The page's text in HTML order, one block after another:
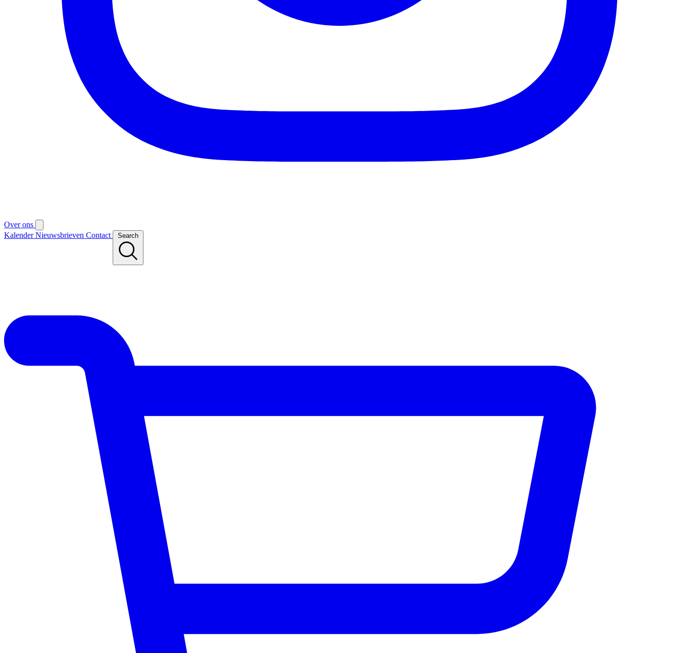
Over ons
KalenderNieuwsbrieven Contact Search